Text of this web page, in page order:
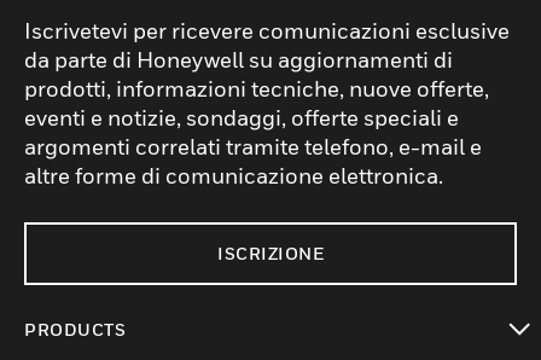
Iscrivetevi per ricevere comunicazioni esclusive
da parte di Honeywell su aggiornamenti di
prodotti, informazioni tecniche, nuove offerte,
eventi e notizie, sondaggi, offerte speciali e
argomenti correlati tramite telefono, e-mail e
altre forme di comunicazione elettronica.
ISCRIZIONE
PRODUCTS